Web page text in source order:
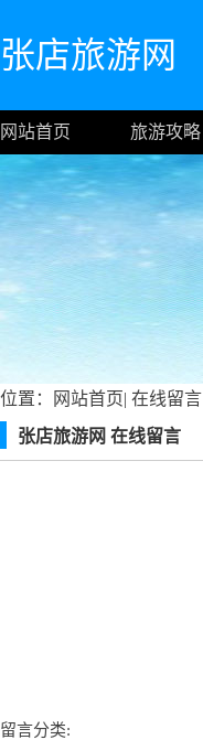
张店旅游网
网站首页 旅游攻略
位置： 网站首页| 在线留言
张店旅游网 在线留言
留言分类: